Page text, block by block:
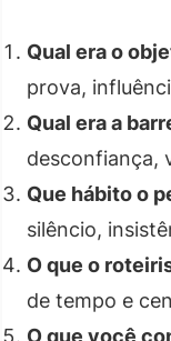
Qual era o
prova,
Qual era a
desconfiança,
Que hábito o
silêncio,
O que o
de tempo e
O que você